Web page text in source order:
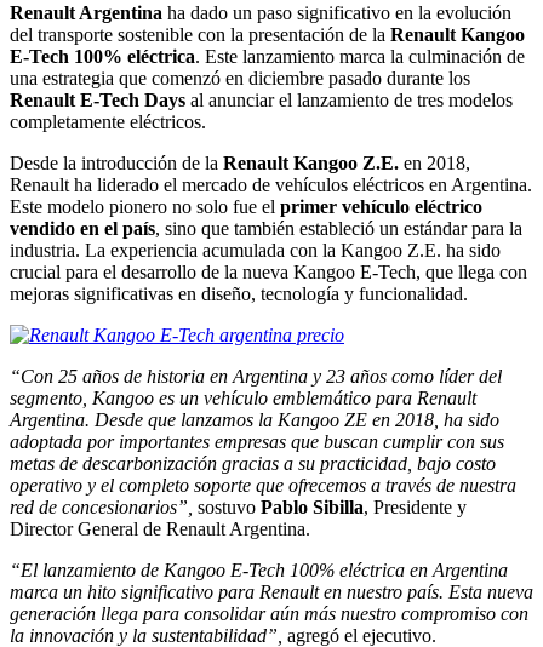
Renault Argentina ha dado un paso significativo en la evolución
del transporte sostenible con la presentación de la Renault Kangoo
E-Tech 100% eléctrica. Este lanzamiento marca la culminación de
una estrategia que comenzó en diciembre pasado durante los
Renault E-Tech Days al anunciar el lanzamiento de tres modelos
completamente eléctricos.
Desde la introducción de la Renault Kangoo Z.E. en 2018,
Renault ha liderado el mercado de vehículos eléctricos en Argentina.
Este modelo pionero no solo fue el primer vehículo eléctrico
vendido en el país, sino que también estableció un estándar para la
industria. La experiencia acumulada con la Kangoo Z.E. ha sido
crucial para el desarrollo de la nueva Kangoo E-Tech, que llega con
mejoras significativas en diseño, tecnología y funcionalidad.
“Con 25 años de historia en Argentina y 23 años como líder del
segmento, Kangoo es un vehículo emblemático para Renault
Argentina. Desde que lanzamos la Kangoo ZE en 2018, ha sido
adoptada por importantes empresas que buscan cumplir con sus
metas de descarbonización gracias a su practicidad, bajo costo
operativo y el completo soporte que ofrecemos a través de nuestra
red de concesionarios”, sostuvo Pablo Sibilla, Presidente y
Director General de Renault Argentina.
“El lanzamiento de Kangoo E-Tech 100% eléctrica en Argentina
marca un hito significativo para Renault en nuestro país. Esta nueva
generación llega para consolidar aún más nuestro compromiso con
la innovación y la sustentabilidad”, agregó el ejecutivo.